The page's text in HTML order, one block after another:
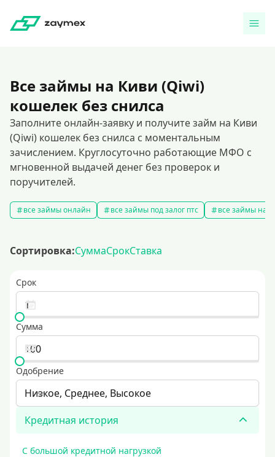
Все займы на Киви (Qiwi)
кошелек без снилса
Заполните онлайн-заявку и получите займ на Киви
(Qiwi) кошелек без снилса с моментальным
зачислением. Круглосуточно работающие МФО с
мгновенной выдачей денег без проверок и
поручителей.
все займы онлайн все займы под залог птс все займы на
Сортировка:СуммаСрокСтавка
Срок
Сумма
Одобрение
Низкое, Среднее, Высокое
Кредитная история
С большой кредитной нагрузкой